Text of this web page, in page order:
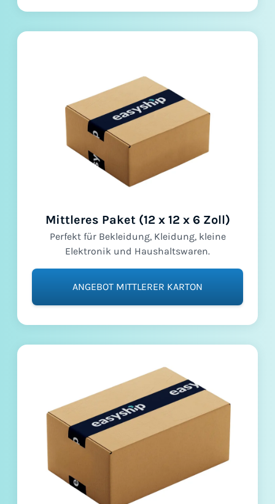
Mittleres Paket (12 x 12 x 6 Zoll)
Perfekt für Bekleidung, Kleidung, kleine
Elektronik und Haushaltswaren.
ANGEBOT MITTLERER KARTON